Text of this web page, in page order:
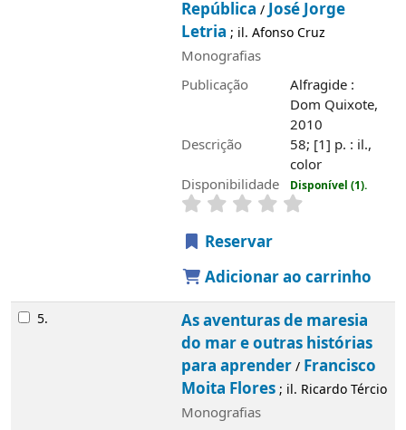
República /José Jorge
Letria ; il. Afonso Cruz
Monografias
Publicação
Alfragide :
Dom Quixote,
2010
Descrição
58; [1] p. : il.,
color
Disponibilidade
Disponível (1).
Reservar
Adicionar ao carrinho
5.
As aventuras de maresia
do mar e outras histórias
para aprender/ Francisco
Moita Flores; il. Ricardo Tércio
Monografias